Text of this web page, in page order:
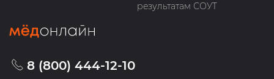
результатам СОУТ
8 (800) 444-12-10